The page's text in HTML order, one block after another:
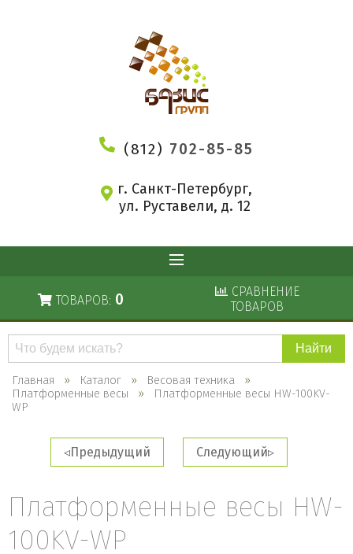
(812) 702-85-85
г. Санкт-Петербург,
ул. Руставели, д. 12
ТОВАРОВ: 0
СРАВНЕНИЕ
ТОВАРОВ
Поиск
каталогу
Главная Каталог
Весовая техника
Платформенные весы
Платформенные весы HW-100KV-
WP
Предыдущий Следующий
Платформенные весы HW-
100KV-WP